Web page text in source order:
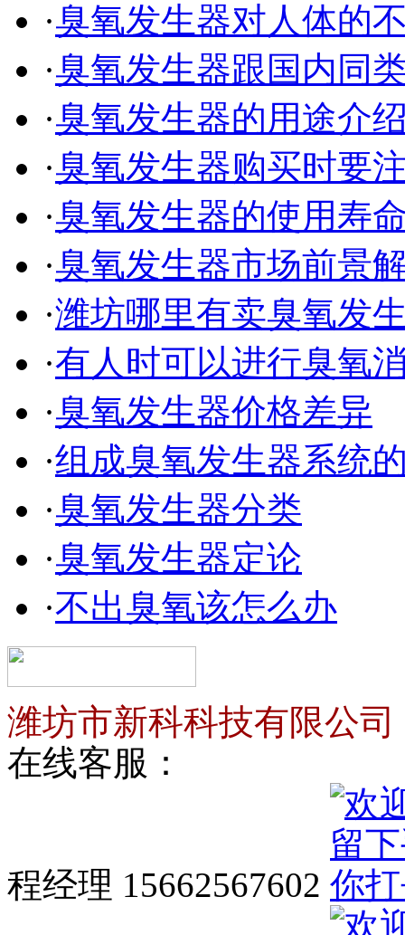
·臭氧发生器对人体的
·臭氧发生器跟国内同
·臭氧发生器的用途介
·臭氧发生器购买时要
·臭氧发生器的使用寿
·臭氧发生器市场前景
·潍坊哪里有卖臭氧发
·有人时可以进行臭氧
·臭氧发生器价格差异
·组成臭氧发生器系统
·臭氧发生器分类
·臭氧发生器定论
·不出臭氧该怎么办
潍坊市新科科技有限公司
在线客服：
程经理 15662567602